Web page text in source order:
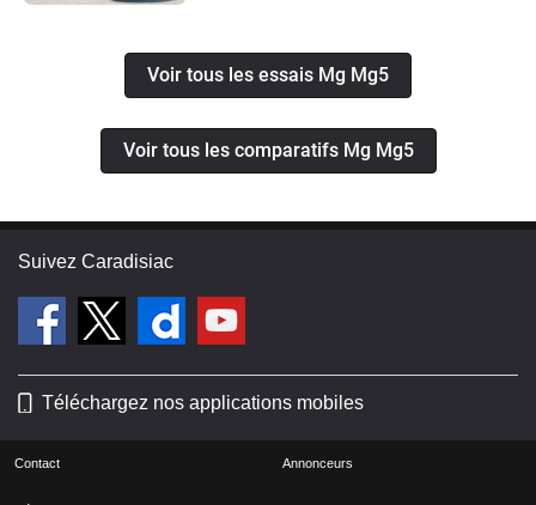
Voir tous les essais Mg Mg5
Voir tous les comparatifs Mg Mg5
Suivez Caradisiac
Téléchargez nos applications mobiles
Contact Annonceurs